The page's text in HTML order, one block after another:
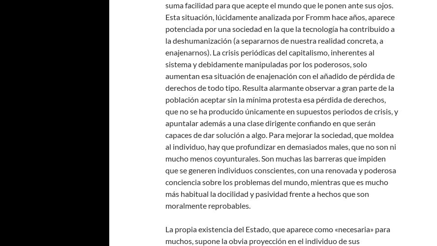
suma facilidad para que acepte el mundo que le ponen ante sus ojos.
Esta situación, lúcidamente analizada por Fromm hace años, aparece
potenciada por una sociedad en la que la tecnología ha contribuido a
la deshumanización (a separarnos de nuestra realidad concreta, a
enajenarnos). La crisis periódicas del capitalismo, inherentes al
sistema y debidamente manipuladas por los poderosos, solo
aumentan esa situación de enajenación con el añadido de pérdida de
derechos de todo tipo. Resulta alarmante observar a gran parte de la
población aceptar sin la mínima protesta esa pérdida de derechos,
que no se ha producido únicamente en supuestos periodos de crisis, y
apuntalar además a una clase dirigente confiando en que serán
capaces de dar solución a algo. Para mejorar la sociedad, que moldea
al individuo, hay que profundizar en demasiados males, que no son ni
mucho menos coyunturales. Son muchas las barreras que impiden
que se generen individuos conscientes, con una renovada y poderosa
conciencia sobre los problemas del mundo, mientras que es mucho
más habitual la docilidad y pasividad frente a hechos que son
moralmente reprobables.
La propia existencia del Estado, que aparece como «necesaria» para
muchos, supone la obvia proyección en el individuo de sus